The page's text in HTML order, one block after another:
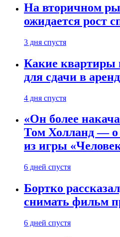
На вторичном
ожидается рост
3 дня спустя
Какие квартиры
для сдачи в
4 дня спустя
«Он более
Том Холланд — о
из игры
6 дней спустя
Бортко
снимать фильм
6 дней спустя